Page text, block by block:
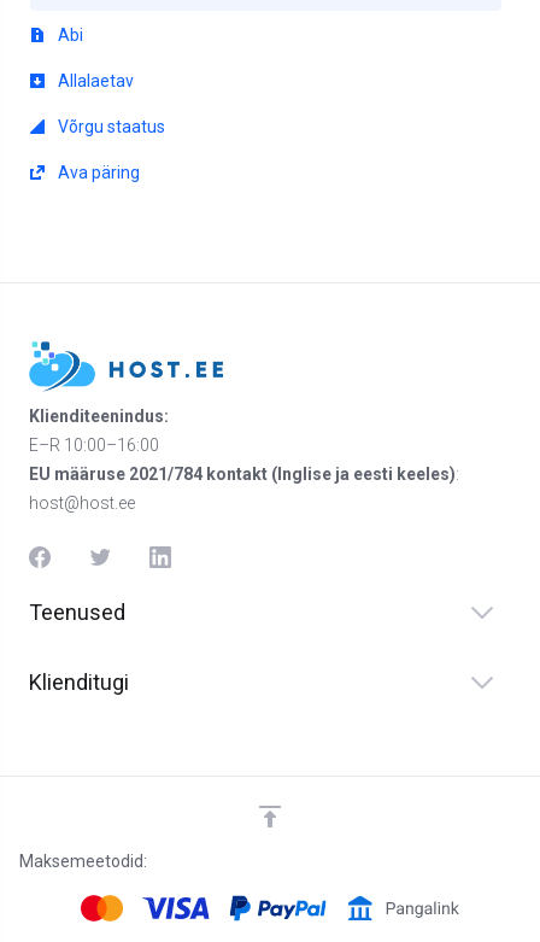
Abi
Allalaetav
Võrgu staatus
Ava päring
Klienditeenindus:
E–R 10:00–16:00
EU määruse 2021/784 kontakt (Inglise ja eesti keeles):
host@host.ee
Teenused
Klienditugi
Maksemeetodid: